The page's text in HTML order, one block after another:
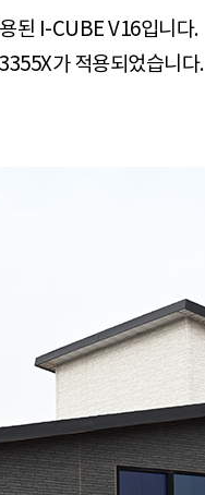
된 I-CUBE V16입니다.
가 적용되었습니다.